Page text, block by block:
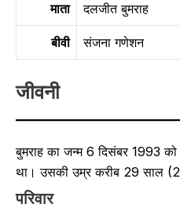
माता दलजीत बुमराह
बीवी संजना गणेशन
जीवनी
बुमराह का जन्म 6 दिसंबर 1993
था। उसकी उम्र करीब 29 साल
परिवार